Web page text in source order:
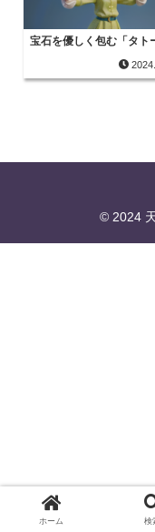
宝石を優しく包む「タト
© 2024
ホーム 検